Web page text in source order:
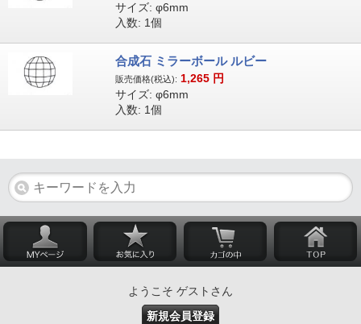
サイズ: φ6mm
入数: 1個
合成石 ミラーボール ルビー
販売価格(税込): 1,265 円
サイズ: φ6mm
入数: 1個
ようこそ ゲストさん
新規会員登録